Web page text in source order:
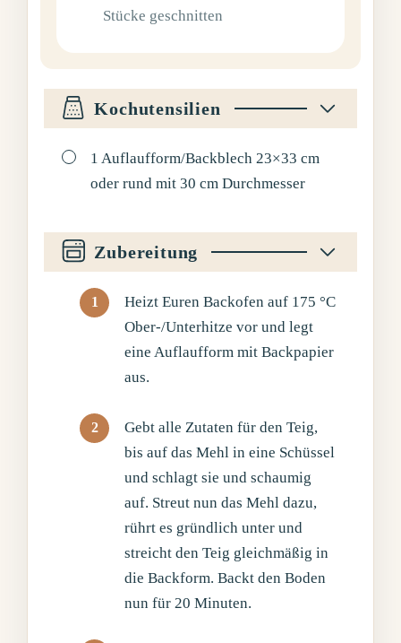
Stücke geschnitten
Kochutensilien
▢
1 Auflaufform/Backblech 23×33 cm
oder rund mit 30 cm Durchmesser
Zubereitung
Heizt Euren Backofen auf 175 °C
Ober-/Unterhitze vor und legt
eine Auflaufform mit Backpapier
aus.
Gebt alle Zutaten für den Teig,
bis auf das Mehl in eine Schüssel
und schlagt sie und schaumig
auf. Streut nun das Mehl dazu,
rührt es gründlich unter und
streicht den Teig gleichmäßig in
die Backform. Backt den Boden
nun für 20 Minuten.